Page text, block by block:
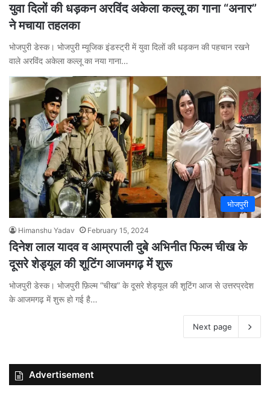
युवा दिलों की धड़कन अरविंद अकेला कल्लू का गाना “अनार”
ने मचाया तहलका
भोजपुरी डेस्क। भोजपुरी म्यूजिक इंडस्ट्री में युवा दिलों की धड़कन की पहचान रखने
वाले अरविंद अकेला कल्लू का नया गाना…
भोजपुरी
Himanshu Yadav February 15, 2024
दिनेश लाल यादव व आम्रपाली दुबे अभिनीत फिल्म चीख के
दूसरे शेड्यूल की शूटिंग आजमगढ़ में शुरू
भोजपुरी डेस्क। भोजपुरी फ़िल्म “चीख” के दूसरे शेड्यूल की शूटिंग आज से उत्तरप्रदेश
के आजमगढ़ में शुरू हो गई है…
Next page
Advertisement